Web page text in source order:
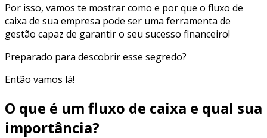
Por isso, vamos te mostrar como e por que o fluxo de
caixa de sua empresa pode ser uma ferramenta de
gestão capaz de garantir o seu sucesso financeiro!
Preparado para descobrir esse segredo?
Então vamos lá!
O que é um fluxo de caixa e qual sua
importância?